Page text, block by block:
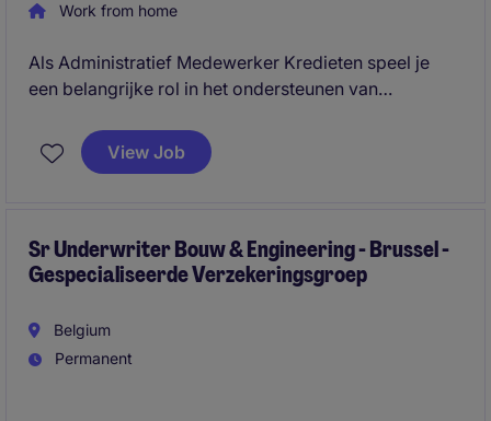
Work from home
Als Administratief Medewerker Kredieten speel je
een belangrijke rol in het ondersteunen van
tijdige administratie. In deze tijdelijke functie werk je
nauw samen met het team in Brussel binnen de
View Job
Sr Underwriter Bouw & Engineering - Brussel -
Gespecialiseerde Verzekeringsgroep
Belgium
Permanent